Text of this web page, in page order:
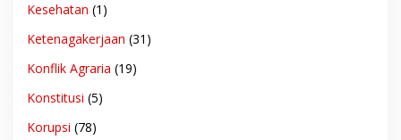
Kesehatan (1)
Ketenagakerjaan (31)
Konflik Agraria (19)
Konstitusi (5)
Korupsi (78)